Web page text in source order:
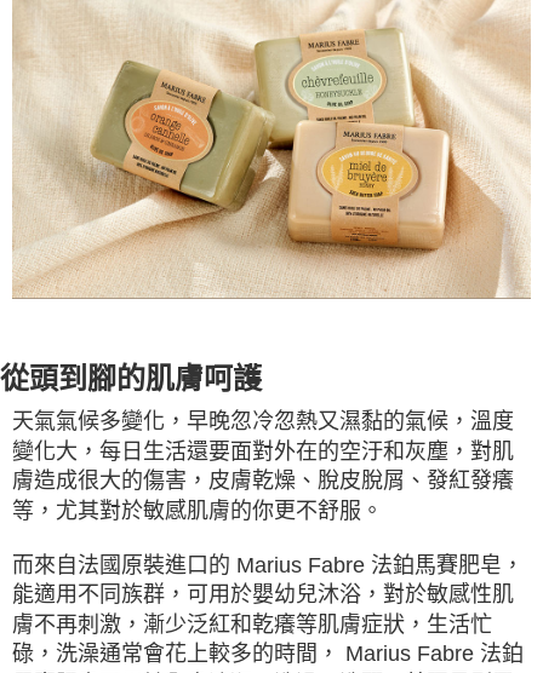
從頭到腳的肌膚呵護
天氣氣候多變化，早晚忽冷忽熱又濕黏的氣候，溫度
變化大，每日生活還要面對外在的空汙和灰塵，對肌
膚造成很大的傷害，皮膚乾燥、脫皮脫屑、發紅發癢
等，尤其對於敏感肌膚的你更不舒服。
而來自法國原裝進口的 Marius Fabre 法鉑馬賽肥皂，
能適用不同族群，可用於嬰幼兒沐浴，對於敏感性肌
膚不再刺激，漸少泛紅和乾癢等肌膚症狀，生活忙
碌，洗澡通常會花上較多的時間， Marius Fabre 法鉑